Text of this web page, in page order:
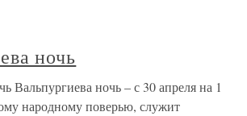
ночь
Вальпургиева ночь – с 30 апреля на 1
народному поверью, служит